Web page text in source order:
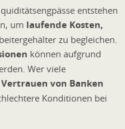
entstehen
um laufende Kosten,
zu begleichen.
können aufgrund
Wer viele
Vertrauen von Banken
Konditionen bei